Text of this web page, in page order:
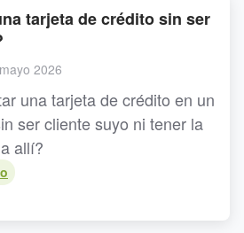
tarjeta de crédito sin ser
2026
una tarjeta de crédito en un
ser cliente suyo ni tener la
allí?